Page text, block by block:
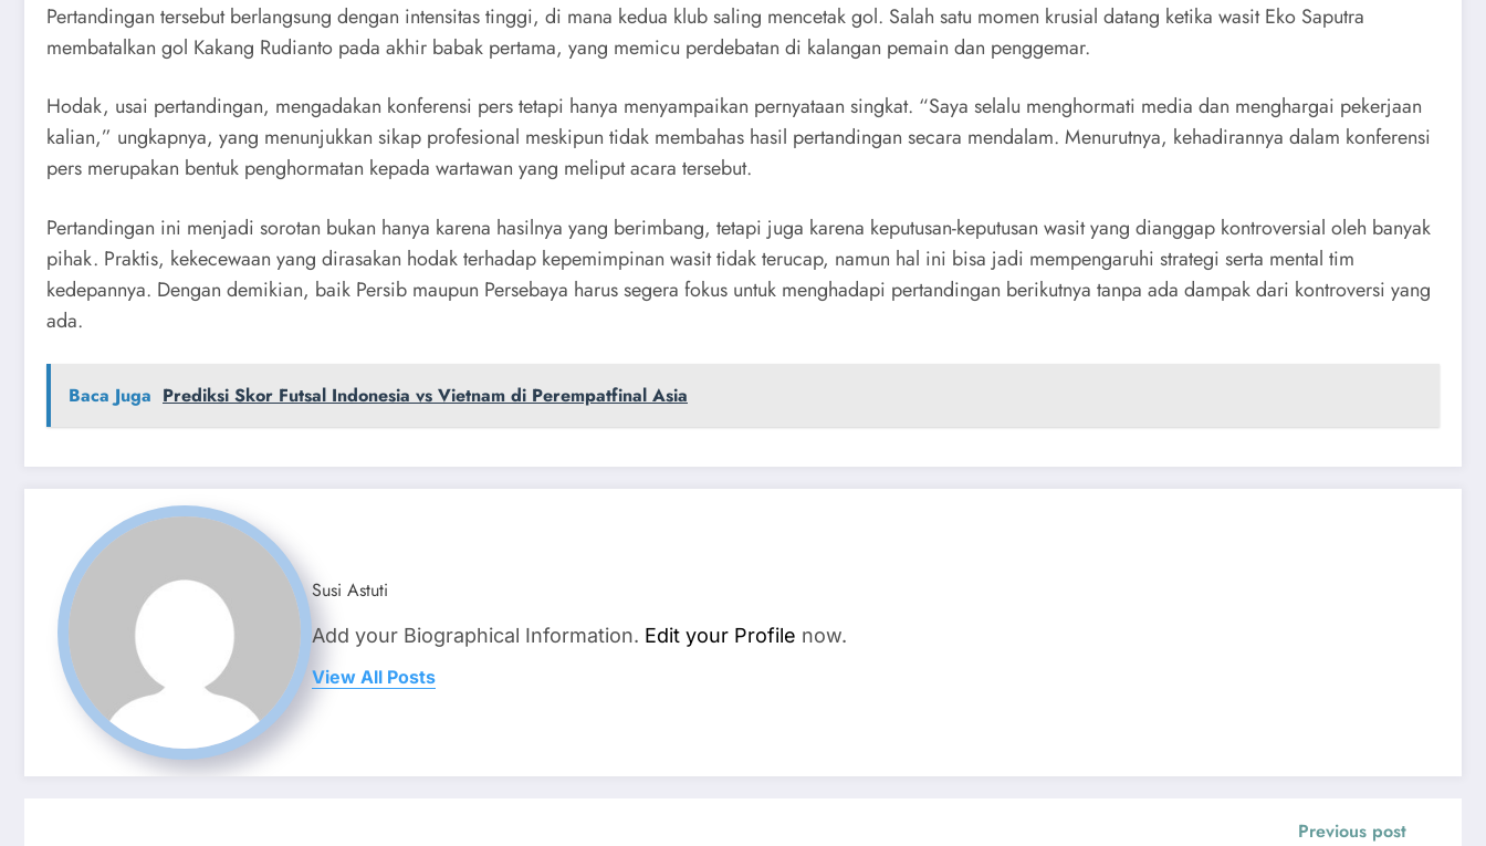
Pertandingan tersebut berlangsung dengan intensitas tinggi, di mana kedua klub saling mencetak gol. Salah satu momen krusial datang ketika wasit Eko Saputra
membatalkan gol Kakang Rudianto pada akhir babak pertama, yang memicu perdebatan di kalangan pemain dan penggemar.
Hodak, usai pertandingan, mengadakan konferensi pers tetapi hanya menyampaikan pernyataan singkat. “Saya selalu menghormati media dan menghargai pekerjaan
kalian,” ungkapnya, yang menunjukkan sikap profesional meskipun tidak membahas hasil pertandingan secara mendalam. Menurutnya, kehadirannya dalam konferensi
pers merupakan bentuk penghormatan kepada wartawan yang meliput acara tersebut.
Pertandingan ini menjadi sorotan bukan hanya karena hasilnya yang berimbang, tetapi juga karena keputusan-keputusan wasit yang dianggap kontroversial oleh banyak
pihak. Praktis, kekecewaan yang dirasakan hodak terhadap kepemimpinan wasit tidak terucap, namun hal ini bisa jadi mempengaruhi strategi serta mental tim
kedepannya. Dengan demikian, baik Persib maupun Persebaya harus segera fokus untuk menghadapi pertandingan berikutnya tanpa ada dampak dari kontroversi yang
ada.
Baca Juga Prediksi Skor Futsal Indonesia vs Vietnam di Perempatfinal Asia
Susi Astuti
Add your Biographical Information. Edit your Profile now.
View All Posts
Previous post